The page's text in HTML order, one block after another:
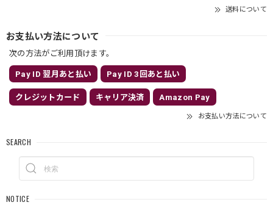
送料について
お支払い方法について
次の方法がご利用頂けます。
Pay ID 翌月あと払い Pay ID 3回あと払い
クレジットカード キャリア決済 Amazon Pay
お支払い方法について
SEARCH
NOTICE